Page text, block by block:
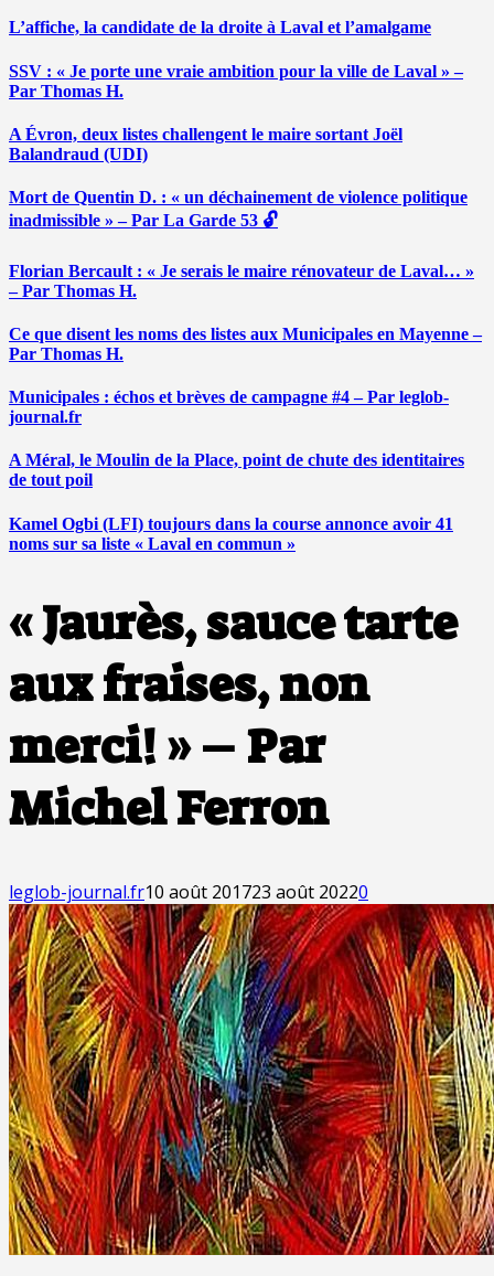
L’affiche, la candidate de la droite à Laval et l’amalgame
SSV : « Je porte une vraie ambition pour la ville de Laval » –
Par Thomas H.
A Évron, deux listes challengent le maire sortant Joël
Balandraud (UDI)
Mort de Quentin D. : « un déchainement de violence politique
inadmissible » – Par La Garde 53 🔓
Florian Bercault : « Je serais le maire rénovateur de Laval… »
– Par Thomas H.
Ce que disent les noms des listes aux Municipales en Mayenne –
Par Thomas H.
Municipales : échos et brèves de campagne #4 – Par leglob-
journal.fr
A Méral, le Moulin de la Place, point de chute des identitaires
de tout poil
Kamel Ogbi (LFI) toujours dans la course annonce avoir 41
noms sur sa liste « Laval en commun »
« Jaurès, sauce tarte
aux fraises, non
merci! » – Par
Michel Ferron
leglob-journal.fr10 août 201723 août 20220